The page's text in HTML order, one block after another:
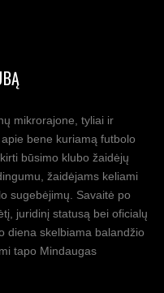
mikrorajone, tyliai ir
bene kuriamą futbolo
būsimo klubo žaidėjų
žaidėjams keliami
sugebėjimų. Savaitė po
juridinį statusą bei oficialų
diena skelbiama balandžio
tapo Mindaugas